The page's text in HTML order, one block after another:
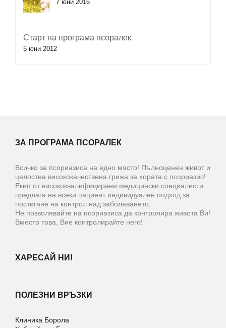
7 юни 2016
Старт на програма псоралек
5 юни 2012
ЗА ПРОГРАМА ПСОРАЛЕК
Всичко за псориазиса на едно място! Пълноценен живот и
цялостна висококачествена грижа за хората с псориазис!
Екип от висококвалифицирани медицински специалисти
предлага на всеки пациент индивидуален подход за
постигане на контрол над заболяването.
Не позволявайте на псориазиса да контролира живота Ви!
Вместо това, Вие контролирайте него!
ХАРЕСАЙ НИ!
ПОЛЕЗНИ ВРЪЗКИ
Клиника Борола